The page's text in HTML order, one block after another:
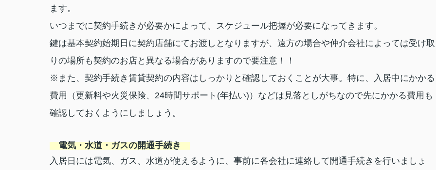
ます。
いつまでに契約手続きが必要かによって、スケジュール把握が必要になってきます。
鍵は基本契約始期日に契約店舗にてお渡しとなりますが、遠方の場合や仲介会社によっては受け取
りの場所も契約のお店と異なる場合がありますので要注意！！
※また、契約手続き賃貸契約の内容はしっかりと確認しておくことが大事。特に、入居中にかかる
費用（更新料や火災保険、24時間サポート(年払い)）などは見落としがちなので先にかかる費用も
確認しておくようにしましょう。
電気・水道・ガスの開通手続き
入居日には電気、ガス、水道が使えるように、事前に各会社に連絡して開通手続きを行いましょ